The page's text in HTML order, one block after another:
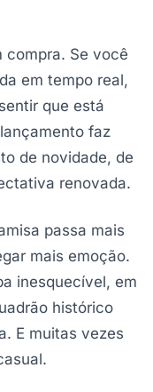
compra. Se você
em tempo real,
que está
faz
de novidade, de
renovada.
passa mais
mais emoção.
inesquecível, em
histórico
E muitas vezes